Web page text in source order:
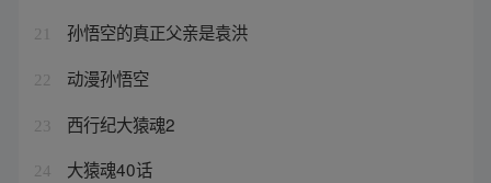
21 孙悟空的真正父亲是袁洪
22 动漫孙悟空
23 西行纪大猿魂2
24 大猿魂40话